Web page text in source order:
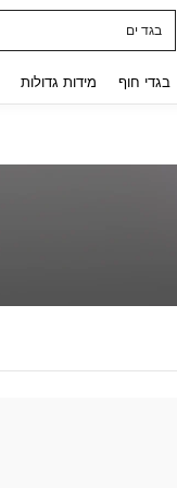
בגד ים
בגדי חוף מידות גדולות